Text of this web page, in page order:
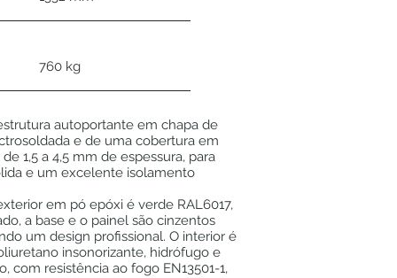
760 kg
autoportante em chapa de
e de uma cobertura em
1,5 a 4,5 mm de espessura, para
e um excelente isolamento
em pó epóxi é verde RAL6017,
a base e o painel são cinzentos
um design profissional. O interior é
insonorizante, hidrófugo e
com resistência ao fogo EN13501-1,